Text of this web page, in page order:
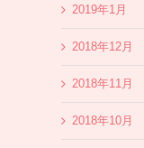
2019年1月
2018年12月
2018年11月
2018年10月